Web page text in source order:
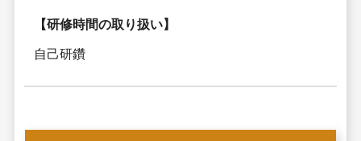
【研修時間の取り扱い】
自己研鑽